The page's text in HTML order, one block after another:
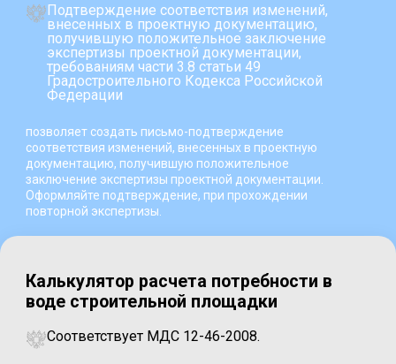
Подтверждение соответствия изменений,
внесенных в проектную документацию,
получившую положительное заключение
экспертизы проектной документации,
требованиям части 3.8 статьи 49
Градостроительного Кодекса Российской
Федерации
позволяет создать письмо-подтверждение
соответствия изменений, внесенных в проектную
документацию, получившую положительное
заключение экспертизы проектной документации.
Оформляйте подтверждение, при прохождении
повторной экспертизы.
Калькулятор расчета потребности в
воде строительной площадки
Соответствует МДС 12-46-2008.